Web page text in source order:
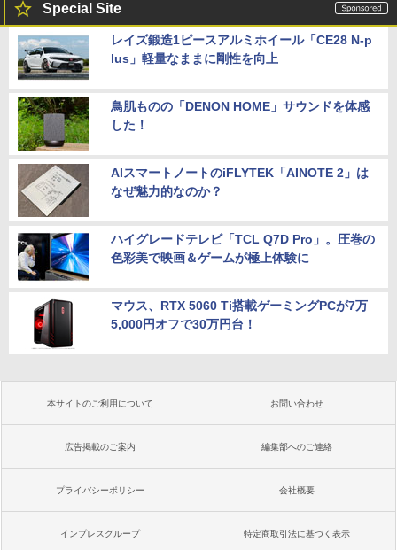
Special Site
レイズ鍛造1ピースアルミホイール「CE28 N-p
lus」軽量なままに剛性を向上
鳥肌ものの「DENON HOME」サウンドを体感
した！
AIスマートノートのiFLYTEK「AINOTE 2」は
なぜ魅力的なのか？
ハイグレードテレビ「TCL Q7D Pro」。圧巻の
色彩美で映画＆ゲームが極上体験に
マウス、RTX 5060 Ti搭載ゲーミングPCが7万
5,000円オフで30万円台！
本サイトのご利用について お問い合わせ
広告掲載のご案内 編集部へのご連絡
プライバシーポリシー 会社概要
インプレスグループ 特定商取引法に基づく表示